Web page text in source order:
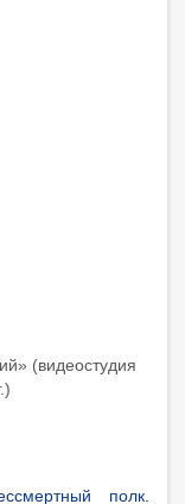
(видеостудия
полк.